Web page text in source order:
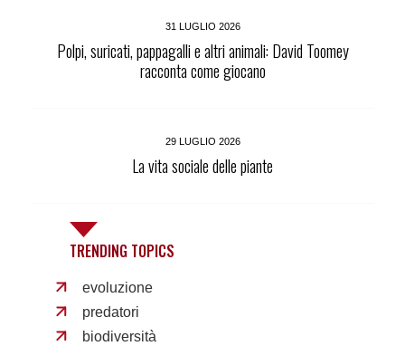
31 LUGLIO 2026
Polpi, suricati, pappagalli e altri animali: David Toomey
racconta come giocano
29 LUGLIO 2026
La vita sociale delle piante
TRENDING TOPICS
evoluzione
predatori
biodiversità